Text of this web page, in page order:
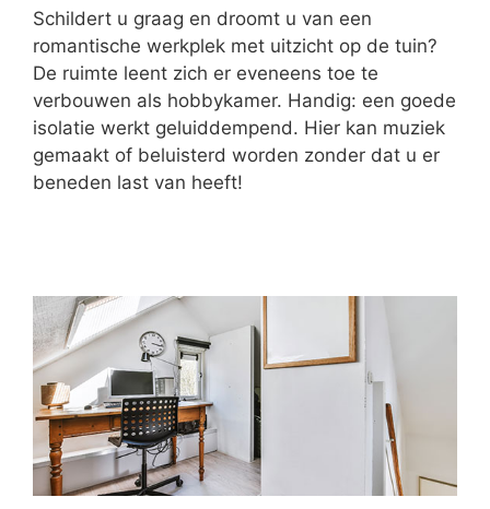
Schildert u graag en droomt u van een
romantische werkplek met uitzicht op de tuin?
De ruimte leent zich er eveneens toe te
verbouwen als hobbykamer. Handig: een goede
isolatie werkt geluiddempend. Hier kan muziek
gemaakt of beluisterd worden zonder dat u er
beneden last van heeft!